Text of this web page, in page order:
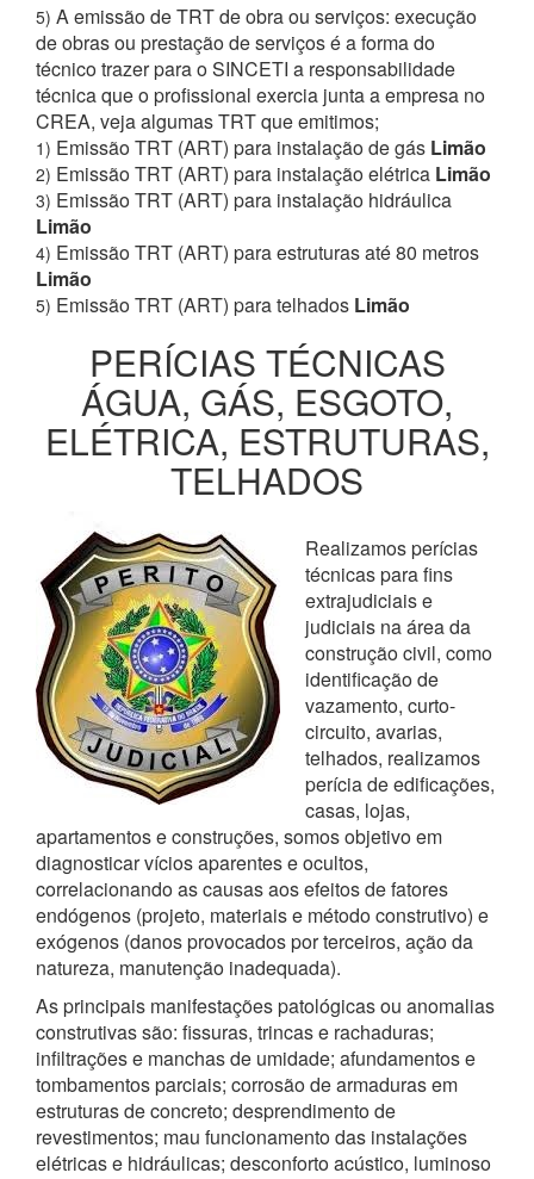
5) A emissão de TRT de obra ou serviços: execução
de obras ou prestação de serviços é a forma do
técnico trazer para o SINCETI a responsabilidade
técnica que o profissional exercia junta a empresa no
CREA, veja algumas TRT que emitimos;
1) Emissão TRT (ART) para instalação de gás Limão
2) Emissão TRT (ART) para instalação elétrica Limão
3) Emissão TRT (ART) para instalação hidráulica
Limão
4) Emissão TRT (ART) para estruturas até 80 metros
Limão
5) Emissão TRT (ART) para telhados Limão
PERÍCIAS TÉCNICAS
ÁGUA, GÁS, ESGOTO,
ELÉTRICA, ESTRUTURAS,
TELHADOS
Realizamos perícias
técnicas para fins
extrajudiciais e
judiciais na área da
construção civil, como
identificação de
vazamento, curto-
circuito, avarias,
telhados, realizamos
perícia de edificações,
casas, lojas,
apartamentos e construções, somos objetivo em
diagnosticar vícios aparentes e ocultos,
correlacionando as causas aos efeitos de fatores
endógenos (projeto, materiais e método construtivo) e
exógenos (danos provocados por terceiros, ação da
natureza, manutenção inadequada).
As principais manifestações patológicas ou anomalias
construtivas são: fissuras, trincas e rachaduras;
infiltrações e manchas de umidade; afundamentos e
tombamentos parciais; corrosão de armaduras em
estruturas de concreto; desprendimento de
revestimentos; mau funcionamento das instalações
elétricas e hidráulicas; desconforto acústico, luminoso